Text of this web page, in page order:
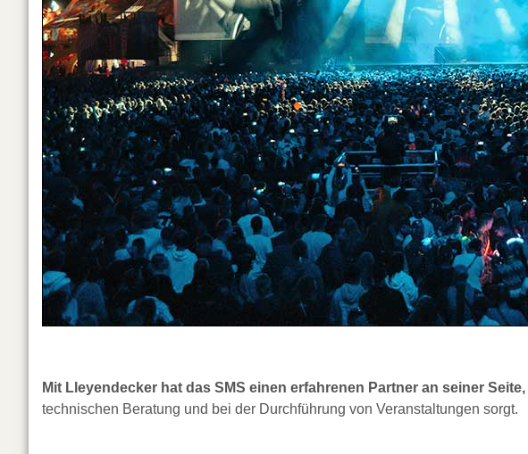
Mit Lleyendecker hat das SMS einen erfahrenen Partner an seiner Seite,
technischen Beratung und bei der Durchführung von Veranstaltungen sorgt.